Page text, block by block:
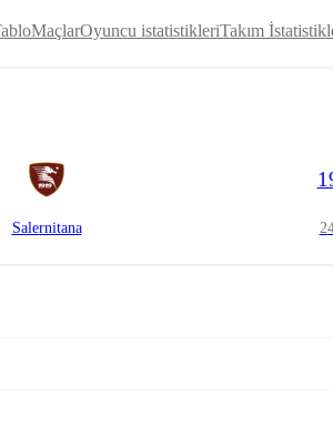
MaçlarOyuncu istatistikleriTakım
Salernitana